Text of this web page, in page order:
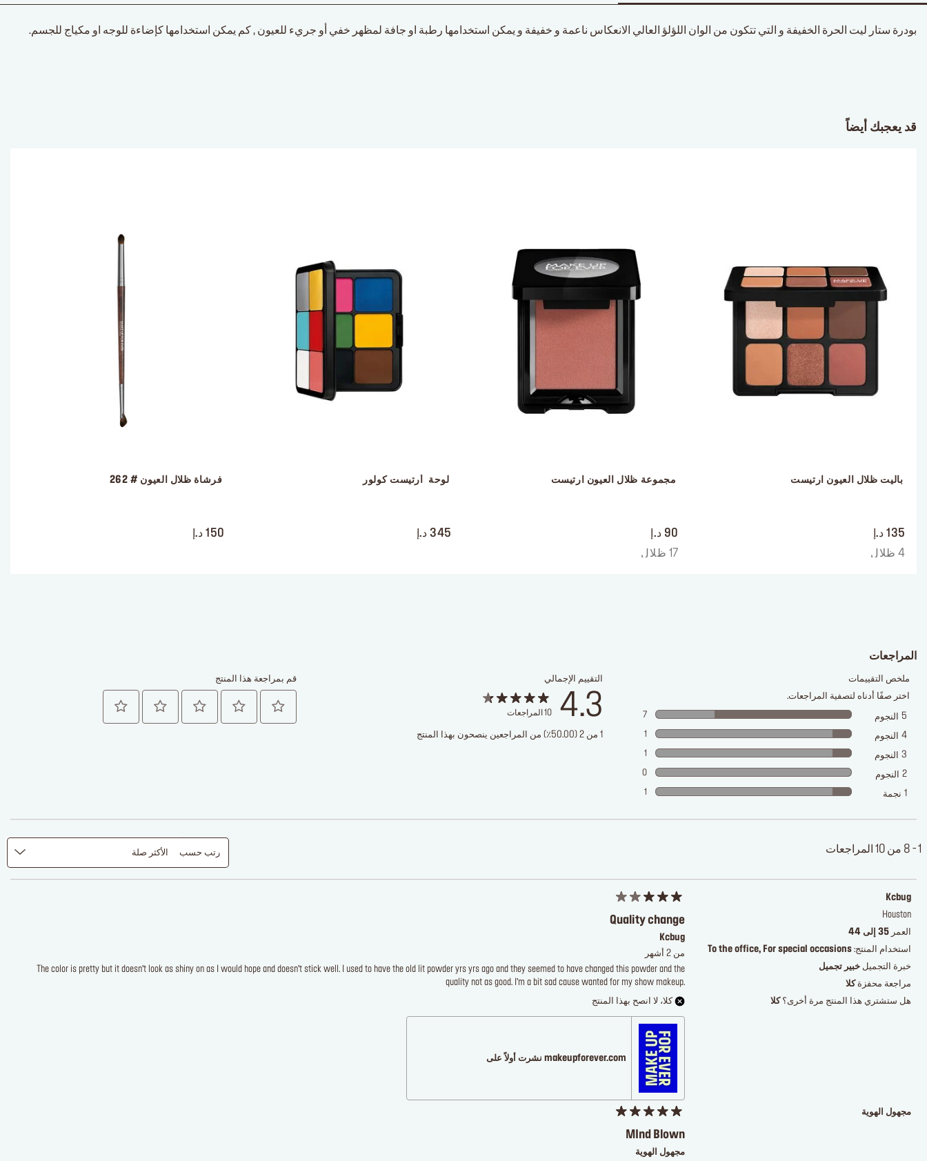
بودرة ستار ليت الحرة الخفيفة و التي تتكون من الوان اللؤلؤ العالي الانعكاس ناعمة و خفيفة و يمكن استخدامها رطبة او جافة لمظهر خفي أو جريء للعيون , كم يمكن استخدامها كإضاءة للوجه او مكياج للجسم.
قد يعجبك أيضاً
فرشاة ظلال العيون # 262
150 د.إ
لوحة  أرتيست كولور
345 د.إ
مجموعة ظلال العيون ارتيست
90 د.إ
17 ظلال
باليت ظلال العيون ارتيست
135 د.إ
4 ظلال
المراجعات
ملخص التقييمات
اختر صفًا أدناه لتصفية المراجعات.
5 النجوم 7
4 النجوم 1
3 النجوم 1
2 النجوم 0
1 نجمة 1
التقييم الإجمالي
4.3
10 المراجعات
1 من 2 (50.00٪) من المراجعين ينصحون بهذا المنتج
قم بمراجعة هذا المنتج
1 - 8 من 10 المراجعات رتب حسب الأكثر صلة
Kcbug
Houston
العمر 35 إلى 44
استخدام المنتج: To the office, For special occasions
خبرة التجميل خبير تجميل
مراجعة محفزة كلا
هل ستشتري هذا المنتج مرة أخرى؟ كلا
Quality change
Kcbug
من 2 أشهر
The color is pretty but it doesn’t look as shiny on as I would hope and doesn’t stick well. I used to have the old lit powder yrs yrs ago and they seemed to have changed this powder and the
quality not as good. I’m a bit sad cause wanted for my show makeup.
كلا، لا انصح بهذا المنتج
makeupforever.com نشرت أولاً على
مجهول الهوية
MInd Blown
مجهول الهوية